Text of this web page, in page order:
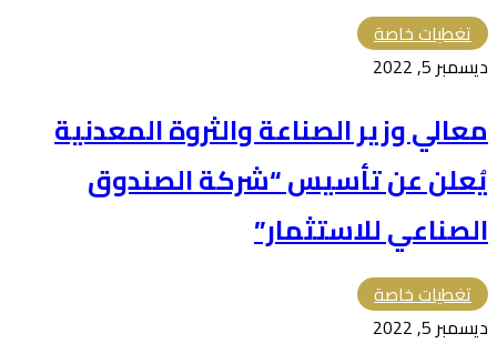
تغطيات خاصة
ديسمبر 5, 2022
معالي وزير الصناعة والثروة المعدنية
يُعلن عن تأسيس “شركة الصندوق
الصناعي للاستثمار”
تغطيات خاصة
ديسمبر 5, 2022